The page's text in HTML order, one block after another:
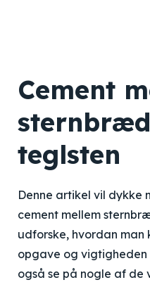
Cement
teglsten
Denne artikel vil dykke
cement mellem
udforske, hvordan
opgave og
også se på nogle af